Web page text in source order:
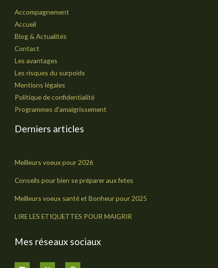
Accompagnement
Accueil
Blog & Actualités
Contact
Les avantages
Les risques du surpoids
Mentions légales
Politique de confidentialité
Programmes d'amaigrissement
Derniers articles
Meilleurs voeux pour 2026
Conseils pour bien se préparer aux fetes
Meilleurs voeux santé et Bonheur pour 2025
LIRE LES ETIQUETTES POUR MAIGRIR
Mes réseaux sociaux